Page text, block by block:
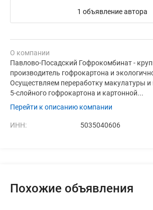
1 объявление автора
О компании
Павлово-Посадский Гофрокомбинат -
производитель гофрокартона и
Осуществляем переработку макулатуры и
5-слойного гофрокартона и картонной...
Перейти к описанию компании
ИНН: 5035040606
Похожие объявления